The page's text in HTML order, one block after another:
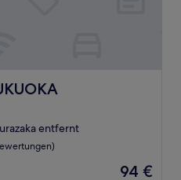
entfernt
Der
94 €